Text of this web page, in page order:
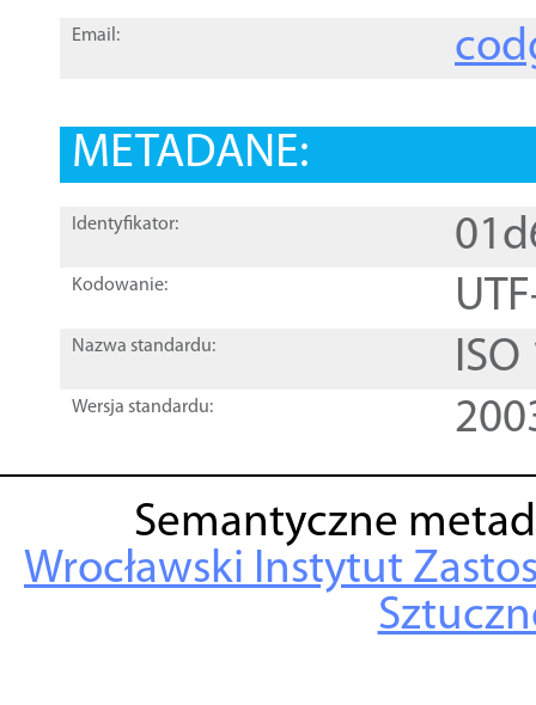
Email:
METADANE:
Identyfikator:
Kodowanie:
Nazwa standardu:
Wersja standardu:
Semantyczne
Wrocławski Instytut